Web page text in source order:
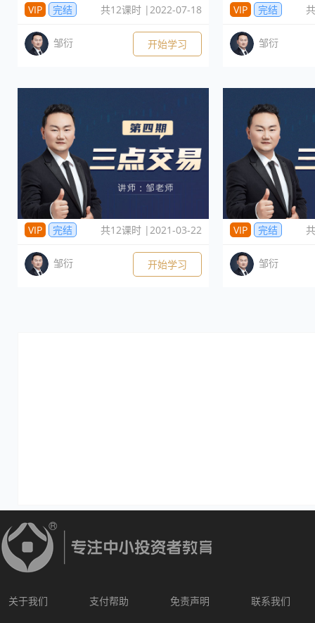
VIP 完结 共12课时 |2022-07-18
邹衍 开始学习
VIP 完结
邹衍
VIP 完结 共12课时 |2021-03-22
邹衍 开始学习
VIP 完结
邹衍
关于我们 支付帮助 免责声明 联系我们